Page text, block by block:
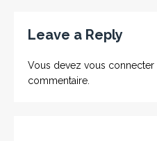
Leave a Reply
Vous devez vous connecter
commentaire.